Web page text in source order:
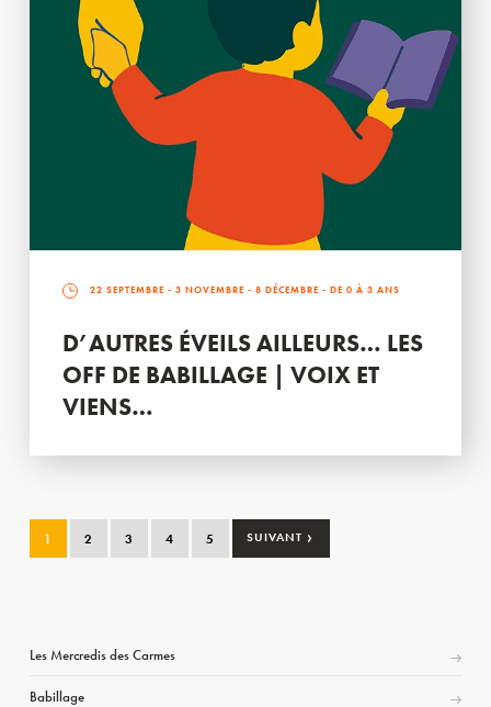
22 SEPTEMBRE - 3 NOVEMBRE - 8 DÉCEMBRE - DE 0 À 3 ANS
D’AUTRES ÉVEILS AILLEURS… LES
OFF DE BABILLAGE | VOIX ET
VIENS…
1 2 3 4 5 SUIVANT ›
Les Mercredis des Carmes
Babillage